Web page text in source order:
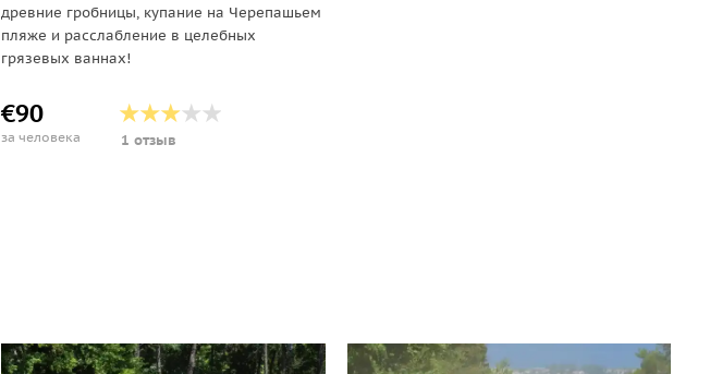
древние гробницы, купание на Черепашьем
пляже и расслабление в целебных
грязевых ваннах!
€90
за человека 1 отзыв